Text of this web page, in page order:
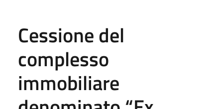
Cessione del
complesso
immobiliare